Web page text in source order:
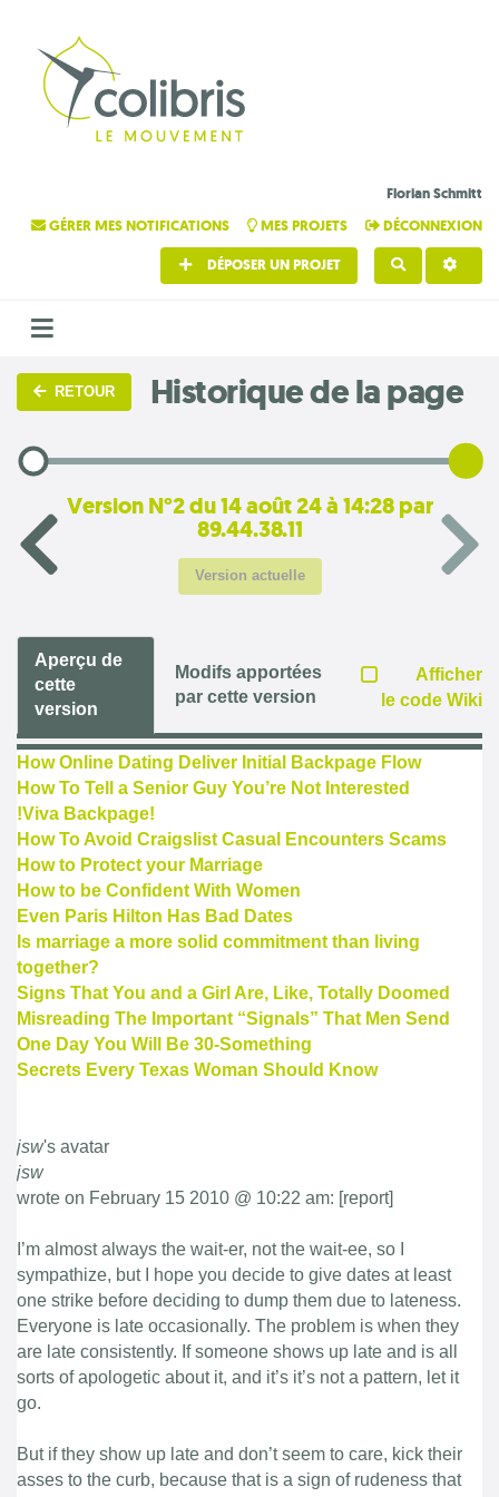
Florian Schmitt
GÉRER MES NOTIFICATIONS
MES PROJETS DÉCONNEXION
DÉPOSER UN PROJET
RETOUR Historique de la page
Version N°2 du 14 août 24 à 14:28 par
89.44.38.11
Version actuelle
Aperçu de
cette
version
Modifs apportées
par cette version
Afficher
le code Wiki